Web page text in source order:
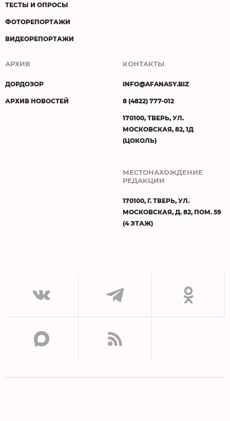
ТЕСТЫ И ОПРОСЫ
ФОТОРЕПОРТАЖИ
ВИДЕОРЕПОРТАЖИ
АРХИВ
ДОРДОЗОР
АРХИВ НОВОСТЕЙ
КОНТАКТЫ
INFO@AFANASY.BIZ
8 (4822) 777-012
170100, ТВЕРЬ, УЛ.
МОСКОВСКАЯ, 82, 1Д
(ЦОКОЛЬ)
МЕСТОНАХОЖДЕНИЕ
РЕДАКЦИИ
170100, Г. ТВЕРЬ, УЛ.
МОСКОВСКАЯ, Д. 82, ПОМ. 59
(4 ЭТАЖ)